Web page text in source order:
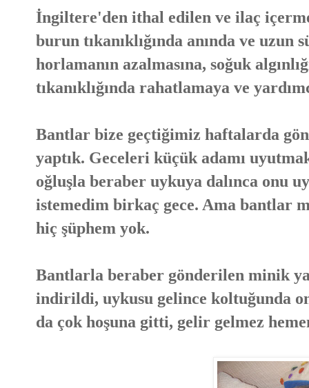
İngiltere'den ithal edilen ve ilaç
burun tıkanıklığında anında ve
horlamanın azalmasına, soğuk
tıkanıklığında rahatlamaya ve
Bantlar bize geçtiğimiz haftalarda
yaptık. Geceleri küçük adamı
oğluşla beraber uykuya dalınca onu
istemedim birkaç gece. Ama bantlar
hiç şüphem yok.
Bantlarla beraber gönderilen minik
indirildi, uykusu gelince koltuğunda
da çok hoşuna gitti, gelir gelmez